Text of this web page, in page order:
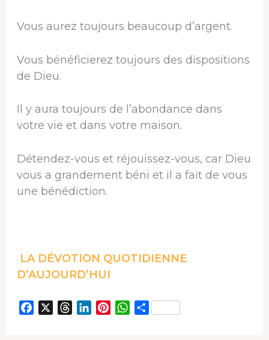
Vous aurez toujours beaucoup d’argent.
Vous bénéficierez toujours des dispositions
de Dieu.
Il y aura toujours de l’abondance dans
votre vie et dans votre maison.
Détendez-vous et réjouissez-vous, car Dieu
vous a grandement béni et il a fait de vous
une bénédiction.
LA DÉVOTION QUOTIDIENNE
D’AUJOURD’HUI
P
W
P